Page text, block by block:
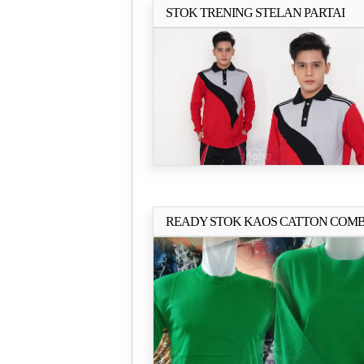
STOK TRENING STELAN PARTAI
READY STOK KAOS CATTON
24s SEMUA PARTAI